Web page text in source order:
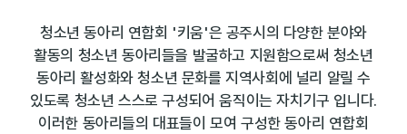
청소년 동아리 연합회 '키움'은 공주시의 다양한 분야와
활동의 청소년 동아리들을 발굴하고 지원함으로써 청소년
동아리 활성화와 청소년 문화를 지역사회에 널리 알릴 수
있도록 청소년 스스로 구성되어 움직이는 자치기구 입니다.
이러한 동아리들의 대표들이 모여 구성한 동아리 연합회